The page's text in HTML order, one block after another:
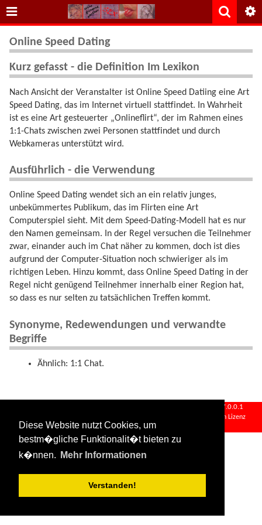
Diese Website nutzt Cookies, um
bestm�gliche Funktionalit�t bieten zu
k�nnen.
Mehr Informationen
Verstanden!
Online Speed Dating
Kurz gefasst - die Definition Im Lexikon
Nach Ansicht der Veranstalter ist Online Speed Datiing eine Art
Speed Dating, das im Internet virtuell stattfindet. In Wahrheit
ist es eine Art gesteuerter „Onlineflirt“, der im Rahmen eines
1:1-Chats zwischen zwei Personen stattfindet und durch
Webkameras unterstützt wird.
Ausführlich - die Verwendung
Online Speed Dating wendet sich an ein relativ junges,
unbekümmertes Publikum, das im Flirten eine Art
Computerspiel sieht. Mit dem Speed-Dating-Modell hat es nur
den Namen gemeinsam. In der Regel versuchen die Teilnehmer
zwar, einander auch im Chat näher zu kommen, doch ist dies
aufgrund der Computer-Situation noch schwieriger als im
richtigen Leben. Hinzu kommt, dass Online Speed Dating in der
Regel nicht genügend Teilnehmer innerhalb einer Region hat,
so dass es nur selten zu tatsächlichen Treffen kommt.
Synonyme, Redewendungen und verwandte
Begriffe
Ähnlich: 1:1 Chat.
127.0.0.1
Falls nicht anders bezeichnet, ist der Inhalt dieses Wikis unter der folgenden Lizenz
veröffentlicht:
CC Attribution-Share Alike 4.0 International